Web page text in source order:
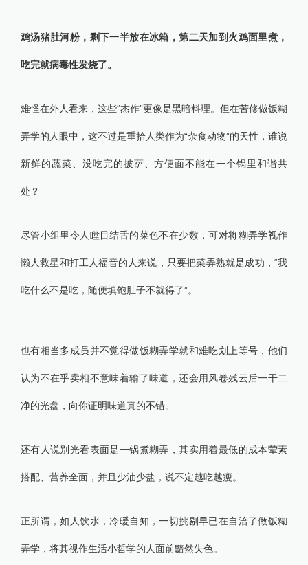
鸡汤猪肚河粉，剩下一半放在冰箱，第二天加到火鸡面里煮，
吃完就病毒性发烧了。
难怪在外人看来，这些“杰作”更像是黑暗料理。但在苦修做饭糊
弄学的人眼中，这不过是重拾人类作为“杂食动物”的天性，谁说
新鲜的蔬菜、没吃完的披萨、方便面不能在一个锅里和谐共
处？
尽管小组里令人瞠目结舌的菜色不在少数，可对将糊弄学视作
懒人救星和打工人福音的人来说，只要把菜弄熟就是成功，“我
吃什么不是吃，随便填饱肚子不就得了”。
也有相当多成员并不觉得做饭糊弄学就和难吃划上等号，他们
认为不在乎卖相不意味着输了味道，还会用风卷残云后一干二
净的光盘，向你证明味道真的不错。
还有人说别光看表面是一锅煮糊弄，其实用着最低的成本荤素
搭配、营养全面，并且少油少盐，说不定越吃越瘦。
正所谓，如人饮水，冷暖自知，一切挑剔早已在自洽了做饭糊
弄学，将其视作生活小哲学的人面前黯然失色。